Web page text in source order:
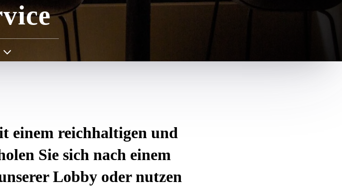
einem reichhaltigen und
Sie sich nach einem
Lobby oder nutzen